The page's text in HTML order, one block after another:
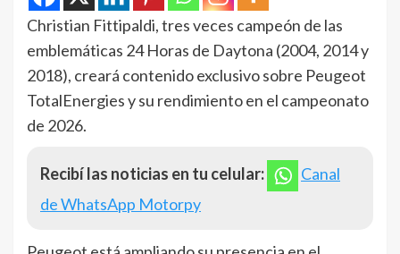
Christian Fittipaldi, tres veces campeón de las
emblemáticas 24 Horas de Daytona (2004, 2014 y
2018), creará contenido exclusivo sobre Peugeot
TotalEnergies y su rendimiento en el campeonato
de 2026.
Recibí las noticias en tu celular:
Canal
de WhatsApp Motorpy